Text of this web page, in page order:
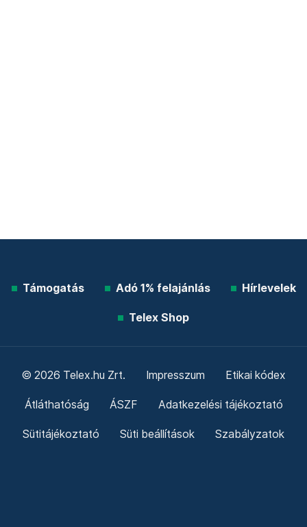
Támogatás Adó 1% felajánlás Hírlevelek
Telex Shop
© 2026 Telex.hu Zrt. Impresszum Etikai kódex
Átláthatóság ÁSZF Adatkezelési tájékoztató
Sütitájékoztató Süti beállítások Szabályzatok